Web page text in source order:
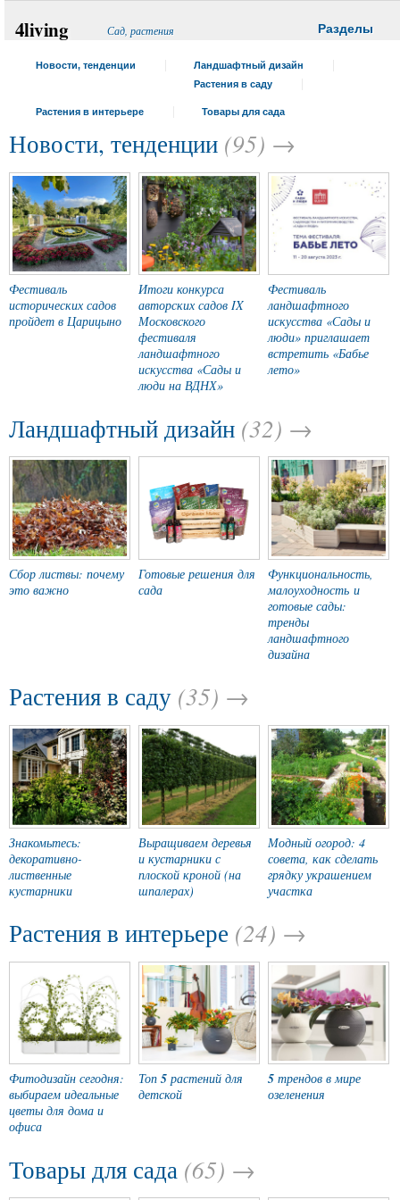
4living Сад, растения Разделы
Новости, тенденции
Выставки
Тенденции
Ландшафтный дизайн
Растения в саду
Ландшафтный дизайн
Декоративные деревья и
кустарники
кустарники
Многолетники
Однолетники
Розы
Идеи и советы
Мастер-классы
Фото
Растения в интерьере
Комнатные растения
По комнатам
Идеи и советы
Фото
Товары для сада
Печи, камины
Свет
Декор
Бассейны, матрасы
Новости, тенденции (95) →
Фестиваль
исторических садов
пройдет в Царицыно
Итоги конкурса
авторских садов IX
Московского
фестиваля
ландшафтного
искусства «Сады и
люди на ВДНХ»
Фестиваль
ландшафтного
искусства «Сады и
люди» приглашает
встретить «Бабье
лето»
Ландшафтный дизайн (32) →
Сбор листвы: почему
это важно
Готовые решения для
сада
Функциональность,
малоуходность и
готовые сады:
тренды
ландшафтного
дизайна
Растения в саду (35) →
Знакомьтесь:
декоративно-
лиственные
кустарники
Выращиваем деревья
и кустарники с
плоской кроной (на
шпалерах)
Модный огород: 4
совета, как сделать
грядку украшением
участка
Растения в интерьере (24) →
Фитодизайн сегодня:
выбираем идеальные
цветы для дома и
офиса
Топ 5растений для
детской
5трендов в мире
озеленения
Товары для сада (65) →